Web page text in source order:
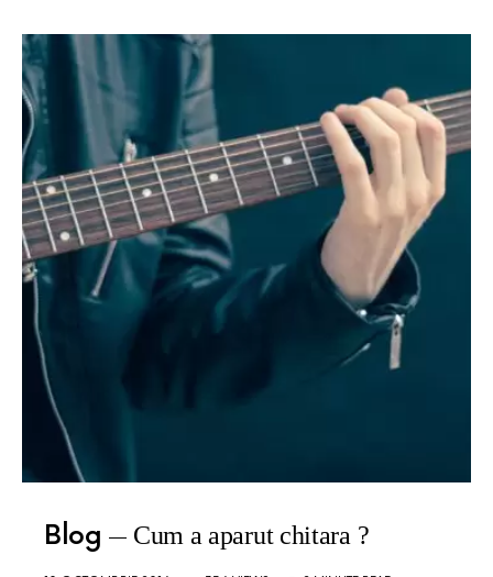
Blog Cum a aparut chitara ?